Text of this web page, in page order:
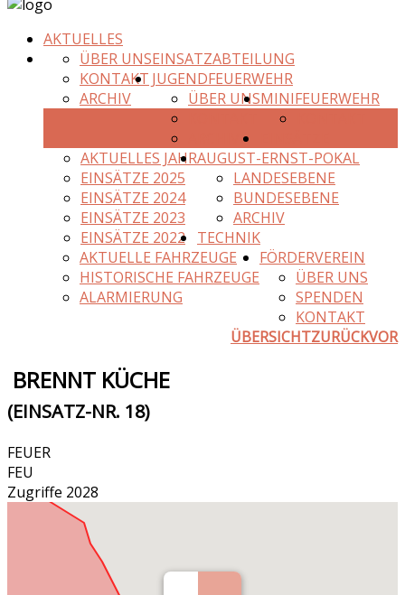
AKTUELLES
EINSATZABTEILUNG
ÜBER UNS
KONTAKT
ARCHIV
JUGENDFEUERWEHR
ÜBER UNSMINIFEUERWEHR
AKTUELLES JAHR
EINSÄTZE 2025
EINSÄTZE 2024
EINSÄTZE 2023
EINSÄTZE 2022
AUGUST-ERNST-POKAL
LANDESEBENE
BUNDESEBENE
ARCHIV
TECHNIK
AKTUELLE FAHRZEUGE
HISTORISCHE FAHRZEUGE
ALARMIERUNG
FÖRDERVEREIN
ÜBER UNS
SPENDEN
KONTAKT
ÜBERSICHTZURÜCKVOR
BRENNT KÜCHE
(EINSATZ-NR. 18)
FEUER
FEU
Zugriffe 2028